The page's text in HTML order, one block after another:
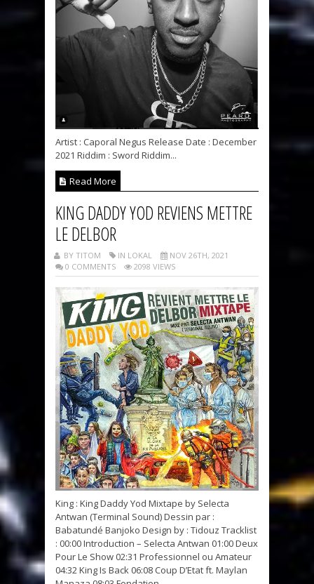
Artist : Caporal Negus Release Date : December
2021 Riddim : Sword Riddim...
Read More
KING DADDY YOD REVIENS METTRE
LE DELBOR
BY TITOM IN LOKAL
NOV 26TH, 2021
0 COMMENTS
2098 VIEWS
King : King Daddy Yod Mixtape by Selecta
Antwan (Terminal Sound) Dessin par :
Babatundé Banjoko Design by : Tidouz Tracklist
: 00:00 Introduction – Selecta Antwan 01:00 Deux
Pour Le Show 02:31 Professionnel ou Amateur
04:32 King Is Back 06:08 Coup D’Etat ft. Maylan